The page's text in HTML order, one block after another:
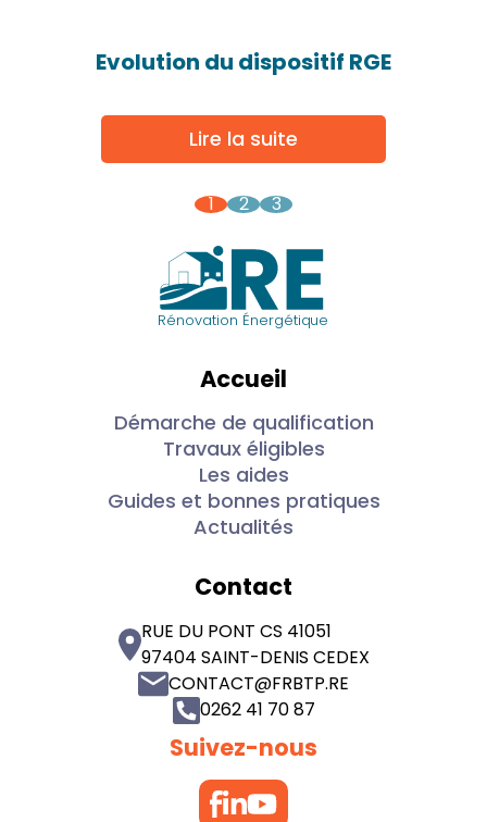
Evolution du dispositif RGE
Lire la suite
1 2 3
Rénovation Énergétique
Accueil
Démarche de qualification
Travaux éligibles
Les aides
Guides et bonnes pratiques
Actualités
Contact
RUE DU PONT CS 41051
97404 SAINT-DENIS CEDEX
CONTACT@FRBTP.RE
0262 41 70 87
Suivez-nous